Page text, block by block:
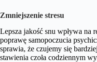
Zmniejszenie stresu
Lepsza jakość snu wpływa na
poprawę samopoczucia
sprawia, że czujemy się
stawienia czoła codziennym